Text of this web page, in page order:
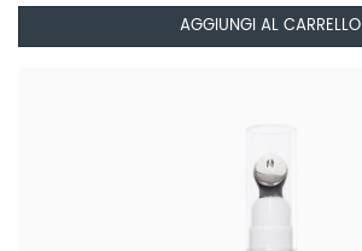
AGGIUNGI AL CARRELLO